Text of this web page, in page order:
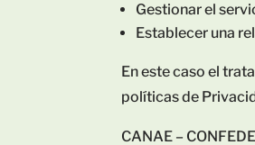
Gestionar el
Establecer una
En este caso el
políticas de
CANAE –